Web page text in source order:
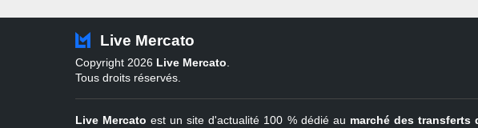
Live Mercato
Copyright 2026 Live Mercato.
Tous droits réservés.
Live Mercato est un site d'actualité 100 % dédié au marché des transferts